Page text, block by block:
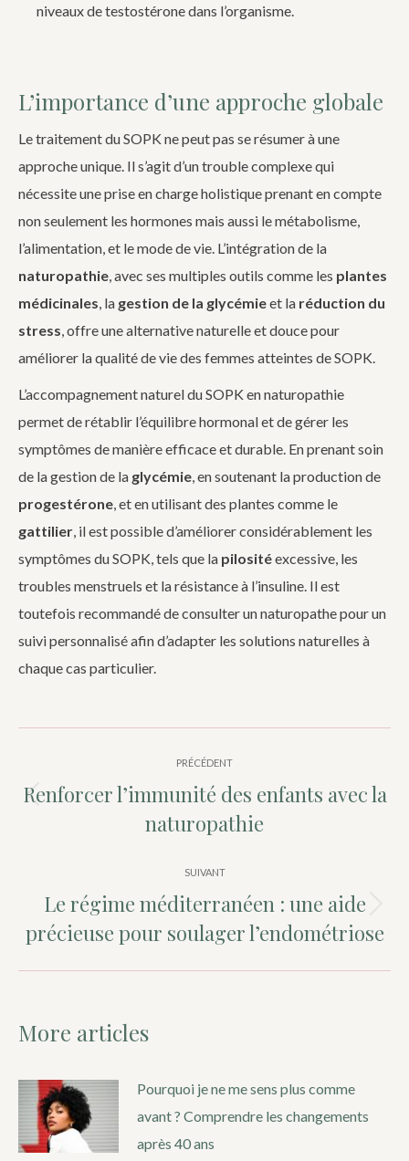
niveaux de testostérone dans l’organisme.
L’importance d’une approche globale
Le traitement du SOPK ne peut pas se résumer à une
approche unique. Il s’agit d’un trouble complexe qui
nécessite une prise en charge holistique prenant en compte
non seulement les hormones mais aussi le métabolisme,
l’alimentation, et le mode de vie. L’intégration de la
naturopathie, avec ses multiples outils comme les plantes
médicinales, la gestion de la glycémieet la réduction du
stress, offre une alternative naturelle et douce pour
améliorer la qualité de vie des femmes atteintes de SOPK.
L’accompagnement naturel du SOPK en naturopathie
permet de rétablir l’équilibre hormonal et de gérer les
symptômes de manière efficace et durable. En prenant soin
de la gestion de la glycémie, en soutenant la production de
progestérone, et en utilisant des plantes comme le
gattilier, il est possible d’améliorer considérablement les
symptômes du SOPK, tels que la pilositéexcessive, les
troubles menstruels et la résistance à l’insuline. Il est
toutefois recommandé de consulter un naturopathe pour un
suivi personnalisé afin d’adapter les solutions naturelles à
chaque cas particulier.
article
PRÉCÉDENT
Article
précédent
Renforcer l’immunité des enfants avec la
naturopathie
SUIVANT
Article
suivant
:
Le régime méditerranéen : une aide
précieuse pour soulager l’endométriose
More articles
Pourquoi je ne me sens plus comme
avant ? Comprendre les changements
après 40 ans